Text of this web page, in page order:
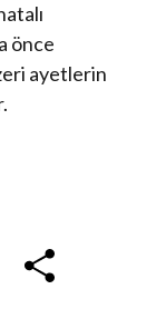
önce
ayetlerin